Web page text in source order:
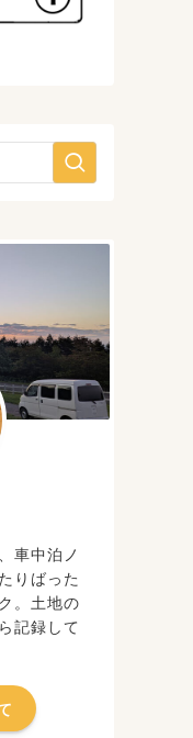
車中泊ノ
りばった
。土地の
記録して